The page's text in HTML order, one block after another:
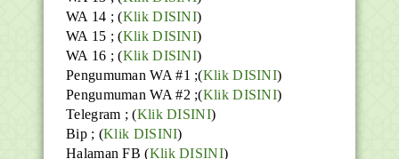
WA 14 ; (Klik DISINI)
WA 15 ; (Klik DISINI)
WA 16 ; (Klik DISINI)
Pengumuman WA #1 ;(Klik DISINI)
Pengumuman WA #2 ;(Klik DISINI)
Telegram ;(Klik DISINI)
Bip ; (Klik DISINI)
Halaman FB(Klik DISINI)